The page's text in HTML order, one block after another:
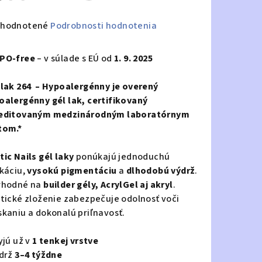
Podrobnosti hodnotenia
free– v súlade s EÚ od 1. 9. 2025
264 – Hypoalergénny je overený
gél lak, certifikovaný
medzinárodným laboratórnym
Nails gél laky ponúkajú jednoduchú
vysokú pigmentáciu a dlhodobú výdrž.
na builder gély, AcrylGel aj akryl.
zloženie zabezpečuje odolnosť voči
a dokonalú priľnavosť.
už v 1 tenkej vrstve
3–4 týždne